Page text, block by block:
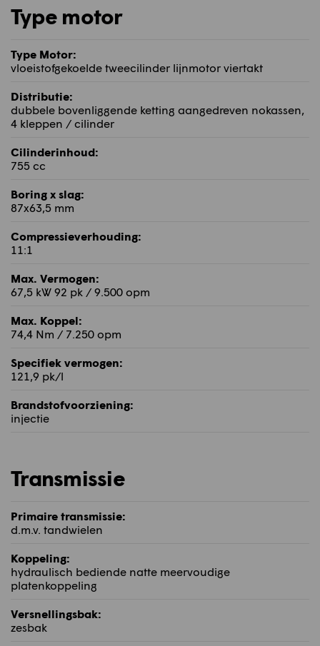
Type motor
Type Motor:
vloeistofgekoelde tweecilinder lijnmotor viertakt
Distributie:
dubbele bovenliggende ketting aangedreven nokassen,
4 kleppen / cilinder
Cilinderinhoud:
755 cc
Boring x slag:
87x63,5 mm
Compressieverhouding:
11:1
Max. Vermogen:
67,5 kW 92 pk / 9.500 opm
Max. Koppel:
74,4 Nm / 7.250 opm
Specifiek vermogen:
121,9 pk/l
Brandstofvoorziening:
injectie
Transmissie
Primaire transmissie:
d.m.v. tandwielen
Koppeling:
hydraulisch bediende natte meervoudige
platenkoppeling
Versnellingsbak:
zesbak